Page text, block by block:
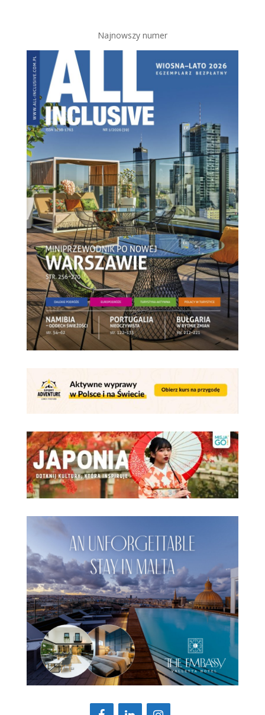
Najnowszy numer